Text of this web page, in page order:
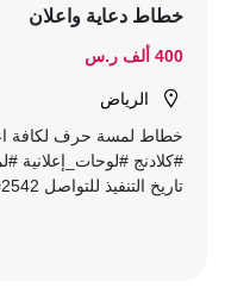
خطاط دعاية واعلان
400 ألف ر.س
الرياض
خطاط لمسة حرف لكافة
تاريخ التنفيذ للتواصل 0506102542 0511531308 نتشرف...